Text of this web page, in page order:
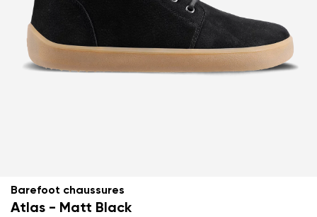
Barefoot chaussures
Atlas - Matt Black